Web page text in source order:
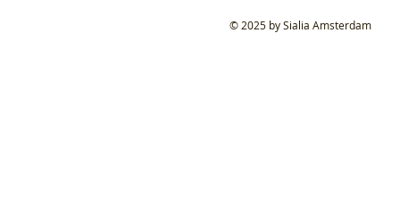
© 2025 by Sialia Amsterdam